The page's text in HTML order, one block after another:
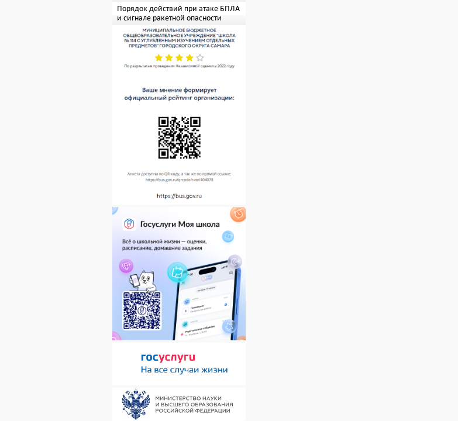
Порядок действий при атаке БПЛА
и сигнале ракетной опасности